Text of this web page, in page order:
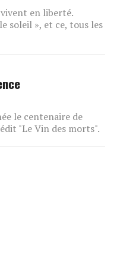
en liberté.
soleil », et ce, tous les
le centenaire de
"Le Vin des morts".